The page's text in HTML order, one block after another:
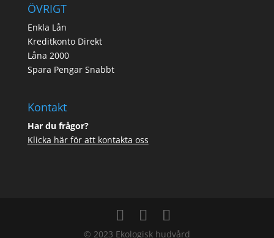
ÖVRIGT
Enkla Lån
Kreditkonto Direkt
Låna 2000
Spara Pengar Snabbt
Kontakt
Har du frågor?
Klicka här för att kontakta oss
© 2023 Ekologisk hudvård